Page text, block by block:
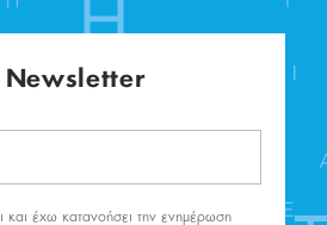
Newsletter
και έχω κατανοήσει την ενημέρωση